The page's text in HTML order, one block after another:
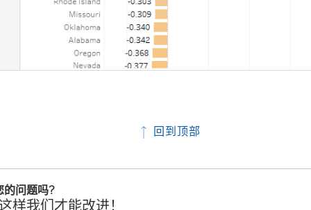
回到顶部
的问题吗?
样我们才能改进！